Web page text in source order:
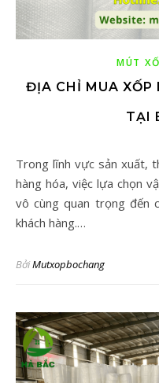
MÚT
ĐỊA CHỈ MUA XỐP
TẠI
Trong lĩnh vực sản xuất, thương mại điện tử và vận chuyển
hàng hóa, việc lựa chọn
vô cùng quan trọng đến
khách hàng.…
BởiMutxopbochang